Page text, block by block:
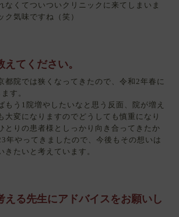
なくてついついクリニックに来てしまいま
ク気味ですね（笑）
てください。
都院では狭くなってきたので、令和2年春に
す。
もう1院増やしたいなと思う反面、院が増え
大変になりますのでどうしても慎重になり
とりの患者様としっかり向き合ってきたか
年やってきましたので、今後もその想いは
きたいと考えています。
える先生にアドバイスをお願いし